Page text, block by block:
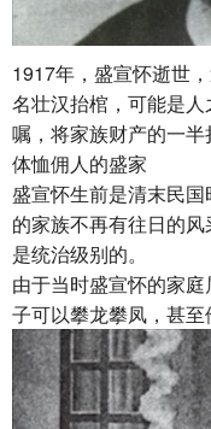
1917年，盛宣怀逝世
名壮汉抬棺，可能是
嘱，将家族财产的一半
体恤佣人的盛家
盛宣怀生前是清末民
的家族不再有往日的
是统治级别的。
由于当时盛宣怀的家
子可以攀龙攀凤，甚至